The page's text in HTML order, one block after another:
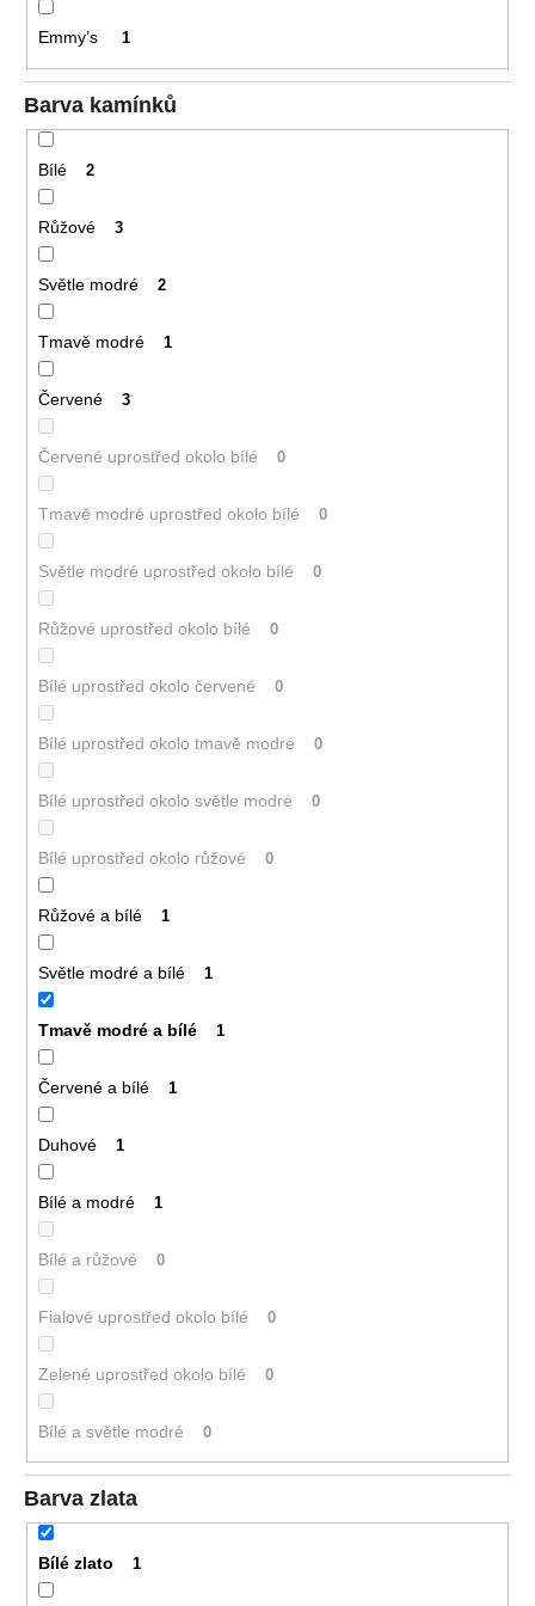
Emmy’s 1
Barva kamínků
Bílé 2
Růžové 3
Světle modré 2
Tmavě modré 1
Červené 3
Červené uprostřed okolo bílé 0
Tmavě modré uprostřed okolo bílé 0
Světle modré uprostřed okolo bílé 0
Růžové uprostřed okolo bílé 0
Bílé uprostřed okolo červené 0
Bílé uprostřed okolo tmavě modré 0
Bílé uprostřed okolo světle modré 0
Bílé uprostřed okolo růžové 0
Růžové a bílé 1
Světle modré a bílé 1
Tmavě modré a bílé 1
Červené a bílé 1
Duhové 1
Bílé a modré 1
Bílé a růžové 0
Fialové uprostřed okolo bílé 0
Zelené uprostřed okolo bílé 0
Bílé a světle modré 0
Barva zlata
Bílé zlato 1